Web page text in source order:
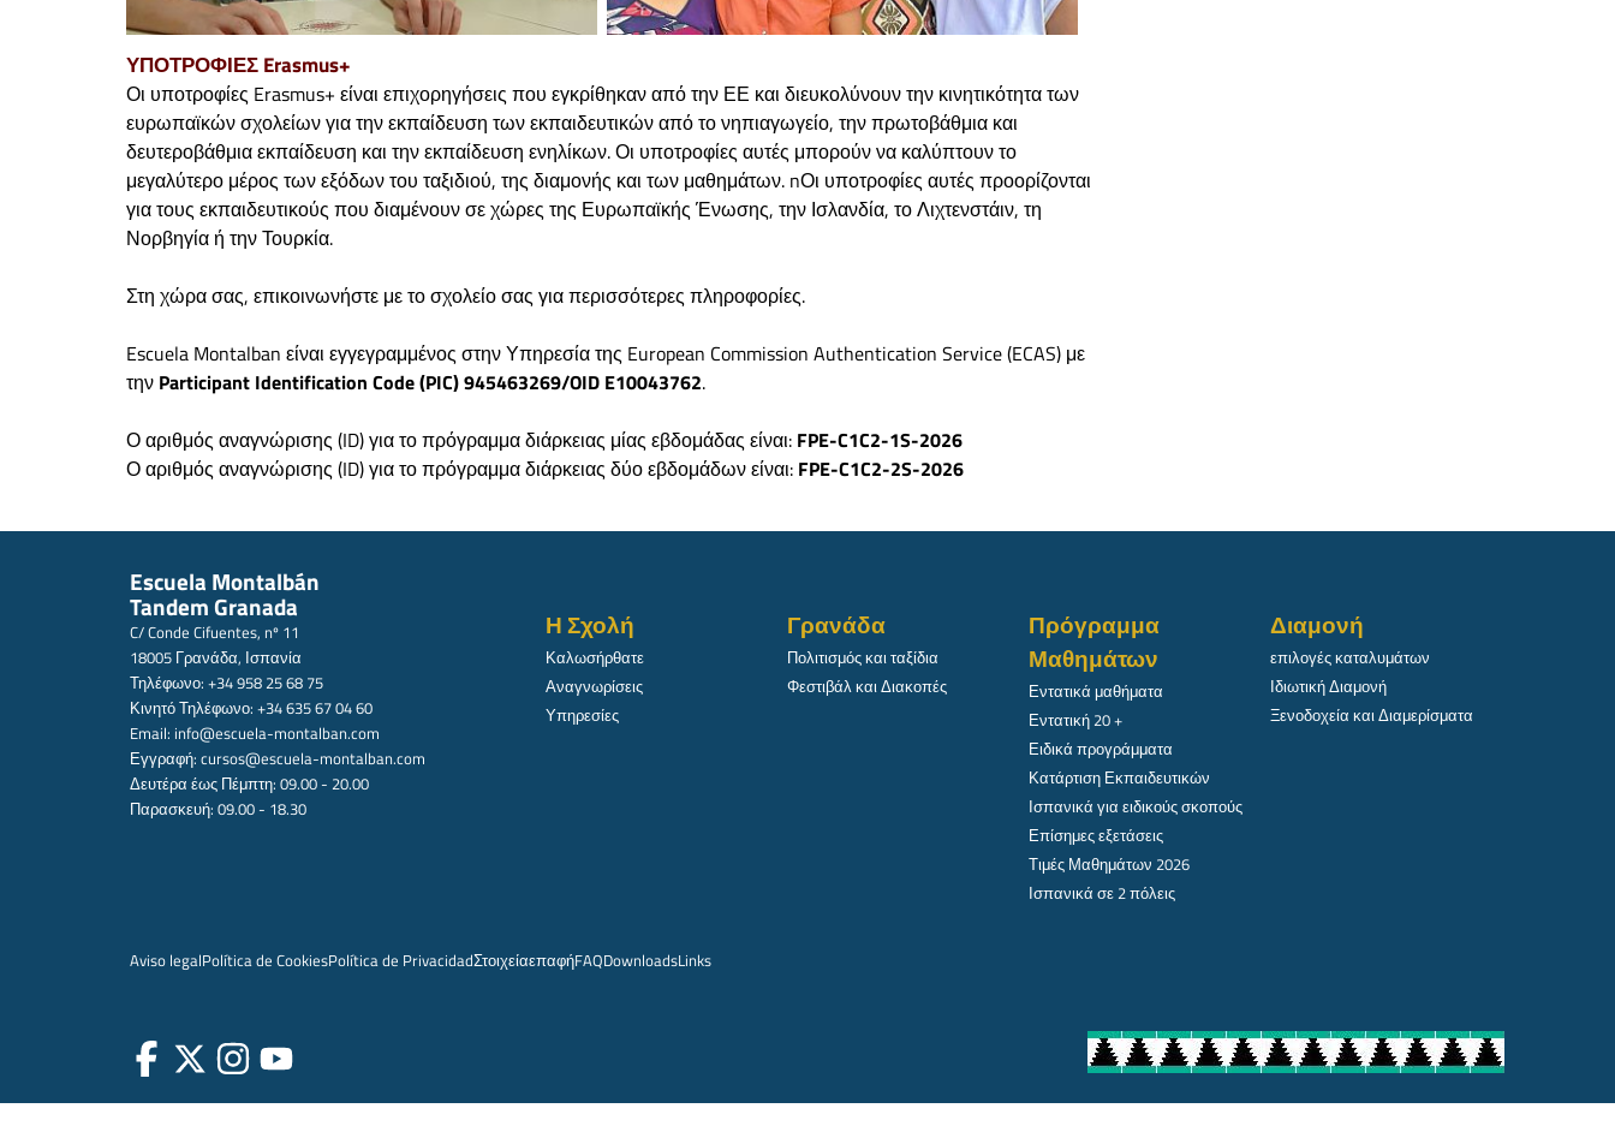
ΥΠΟΤΡΟΦΙΕΣ Erasmus+
Οι υποτροφίες Erasmus+ είναι επιχορηγήσεις που εγκρίθηκαν από την ΕΕ και διευκολύνουν την κινητικότητα των
ευρωπαϊκών σχολείων για την εκπαίδευση των εκπαιδευτικών από το νηπιαγωγείο, την πρωτοβάθμια και
δευτεροβάθμια εκπαίδευση και την εκπαίδευση ενηλίκων. Οι υποτροφίες αυτές μπορούν να καλύπτουν το
μεγαλύτερο μέρος των εξόδων του ταξιδιού, της διαμονής και των μαθημάτων. nΟι υποτροφίες αυτές προορίζονται
για τους εκπαιδευτικούς που διαμένουν σε χώρες της Ευρωπαϊκής Ένωσης, την Ισλανδία, το Λιχτενστάιν, τη
Νορβηγία ή την Τουρκία.
Στη χώρα σας, επικοινωνήστε με το σχολείο σας για περισσότερες πληροφορίες.
Escuela Montalban είναι εγγεγραμμένος στην Υπηρεσία της European Commission Authentication Service (ECAS) με
την Participant Identification Code (PIC) 945463269/OID E10043762.
Ο αριθμός αναγνώρισης (ID) για το πρόγραμμα διάρκειας μίας εβδομάδας είναι: FPE-C1C2-1S-2026
Ο αριθμός αναγνώρισης (ID) για το πρόγραμμα διάρκειας δύο εβδομάδων είναι: FPE-C1C2-2S-2026
Escuela Montalbán
Tandem Granada
C/ Conde Cifuentes, nº 11
18005 Γρανάδα, Ισπανία
Τηλέφωνο: +34 958 25 68 75
Κινητό Τηλέφωνο: +34 635 67 04 60
Email: info@escuela-montalban.com
Εγγραφή: cursos@escuela-montalban.com
Δευτέρα έως Πέμπτη: 09.00 - 20.00
Παρασκευή: 09.00 - 18.30
Η Σχολή
Καλωσήρθατε
Αναγνωρίσεις
Υπηρεσίες
Γρανάδα
Πολιτισμός και ταξίδια
Φεστιβάλ και Διακοπές
Πρόγραμμα
Μαθημάτων
Εντατικά μαθήματα
Εντατική 20 +
Ειδικά προγράμματα
Κατάρτιση Εκπαιδευτικών
Ισπανικά για ειδικούς σκοπούς
Επίσημες εξετάσεις
Τιμές Μαθημάτων 2026
Ισπανικά σε 2 πόλεις
Διαμονή
επιλογές καταλυμάτων
Ιδιωτική Διαμονή
Ξενοδοχεία και Διαμερίσματα
Aviso legalPolítica de CookiesPolítica de PrivacidadΣτοιχείαεπαφήFAQDownloadsLinks